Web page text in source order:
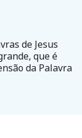
de Jesus
que é
da Palavra